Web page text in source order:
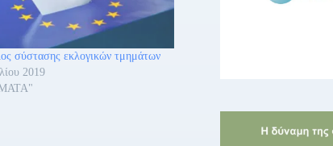
σύστασης εκλογικών τμημάτων
2019